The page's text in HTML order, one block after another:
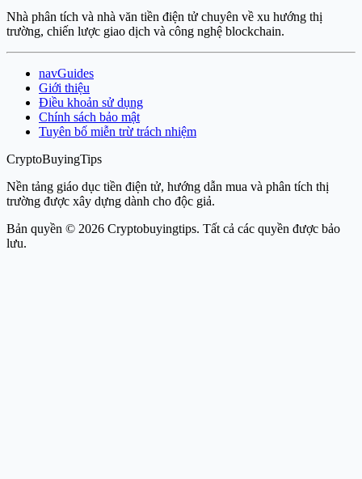
Nhà phân tích và nhà văn tiền điện tử chuyên về xu hướng thị
trường, chiến lược giao dịch và công nghệ blockchain.
navGuides
Giới thiệu
Điều khoản sử dụng
Chính sách bảo mật
Tuyên bố miễn trừ trách nhiệm
CryptoBuyingTips
Nền tảng giáo dục tiền điện tử, hướng dẫn mua và phân tích thị
trường được xây dựng dành cho độc giả.
Bản quyền © 2026 Cryptobuyingtips. Tất cả các quyền được bảo
lưu.